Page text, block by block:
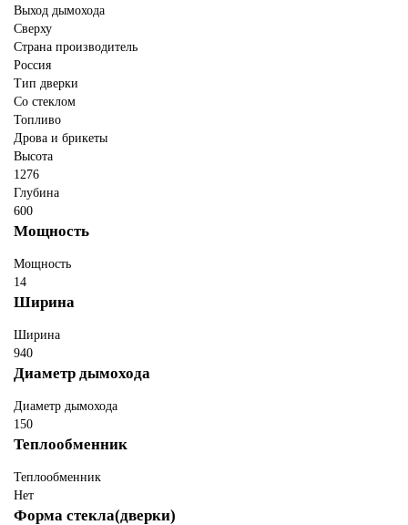
Выход дымохода
Сверху
Страна производитель
Россия
Тип дверки
Со стеклом
Топливо
Дрова и брикеты
Высота
1276
Глубина
600
Мощность
Мощность
14
Ширина
Ширина
940
Диаметр дымохода
Диаметр дымохода
150
Теплообменник
Теплообменник
Нет
Форма стекла(дверки)